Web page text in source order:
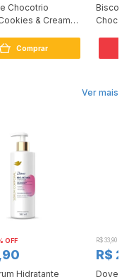
Chocotrio
& Cream
Comprar
Ver mais
OFF
Hidratante
R$ 33,90
R$
Dove